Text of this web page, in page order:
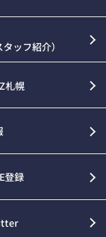
タッフ紹介）
札幌
登録